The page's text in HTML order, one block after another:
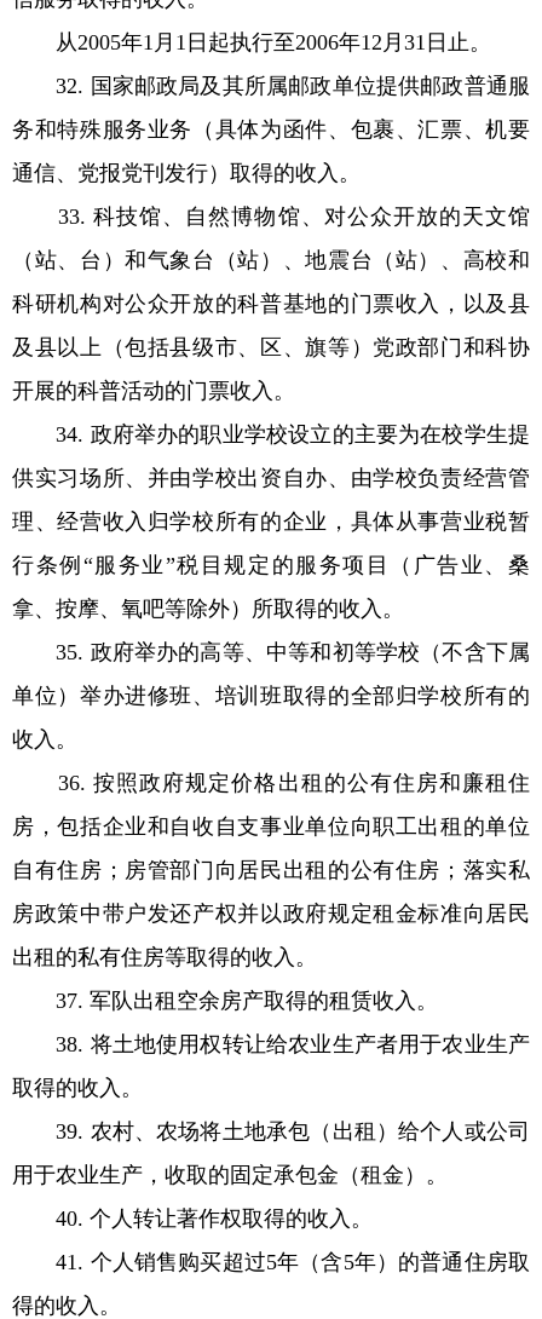
从2005年1月1日起执行至2006年12月31日止。
32. 国家邮政局及其所属邮政单位提供邮政普通服
务和特殊服务业务（具体为函件、包裹、汇票、机要
通信、党报党刊发行）取得的收入。
33. 科技馆、自然博物馆、对公众开放的天文馆
（站、台）和气象台（站）、地震台（站）、高校和
科研机构对公众开放的科普基地的门票收入，以及县
及县以上（包括县级市、区、旗等）党政部门和科协
开展的科普活动的门票收入。
34. 政府举办的职业学校设立的主要为在校学生提
供实习场所、并由学校出资自办、由学校负责经营管
理、经营收入归学校所有的企业，具体从事营业税暂
行条例“服务业”税目规定的服务项目（广告业、桑
拿、按摩、氧吧等除外）所取得的收入。
35. 政府举办的高等、中等和初等学校（不含下属
单位）举办进修班、培训班取得的全部归学校所有的
收入。
36. 按照政府规定价格出租的公有住房和廉租住
房，包括企业和自收自支事业单位向职工出租的单位
自有住房；房管部门向居民出租的公有住房；落实私
房政策中带户发还产权并以政府规定租金标准向居民
出租的私有住房等取得的收入。
37. 军队出租空余房产取得的租赁收入。
38. 将土地使用权转让给农业生产者用于农业生产
取得的收入。
39. 农村、农场将土地承包（出租）给个人或公司
用于农业生产，收取的固定承包金（租金）。
40. 个人转让著作权取得的收入。
41. 个人销售购买超过5年（含5年）的普通住房取
得的收入。